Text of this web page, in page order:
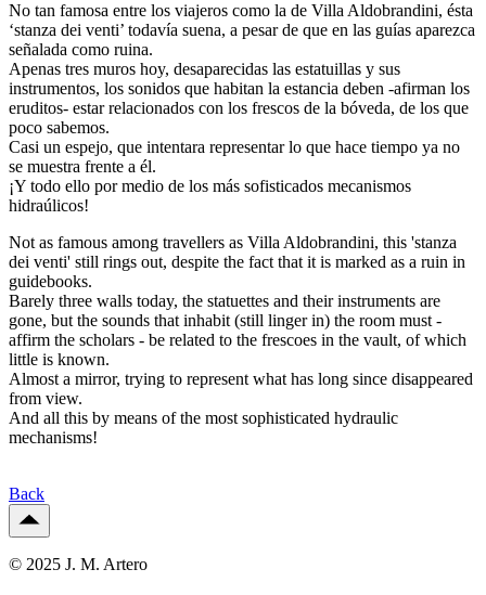
No tan famosa entre los viajeros como la de Villa Aldobrandini, ésta
‘stanza dei venti’ todavía suena, a pesar de que en las guías aparezca
señalada como ruina.
Apenas tres muros hoy, desaparecidas las estatuillas y sus
instrumentos, los sonidos que habitan la estancia deben -afirman los
eruditos- estar relacionados con los frescos de la bóveda, de los que
poco sabemos.
Casi un espejo, que intentara representar lo que hace tiempo ya no
se muestra frente a él.
¡Y todo ello por medio de los más sofisticados mecanismos
hidraúlicos!
Not as famous among travellers as Villa Aldobrandini, this 'stanza
dei venti' still rings out, despite the fact that it is marked as a ruin in
guidebooks.
Barely three walls today, the statuettes and their instruments are
gone, but the sounds that inhabit (still linger in) the room must -
affirm the scholars - be related to the frescoes in the vault, of which
little is known.
Almost a mirror, trying to represent what has long since disappeared
from view.
And all this by means of the most sophisticated hydraulic
mechanisms!
Back
© 2025 J. M. Artero